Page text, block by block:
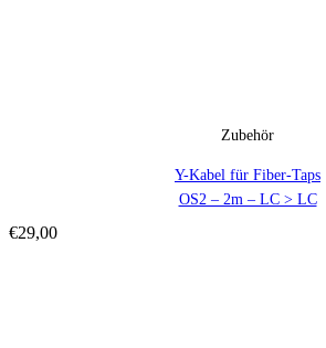
Zubehör
Y-Kabel für Fiber-Taps
OS2 – 2m – LC > LC
€29,00